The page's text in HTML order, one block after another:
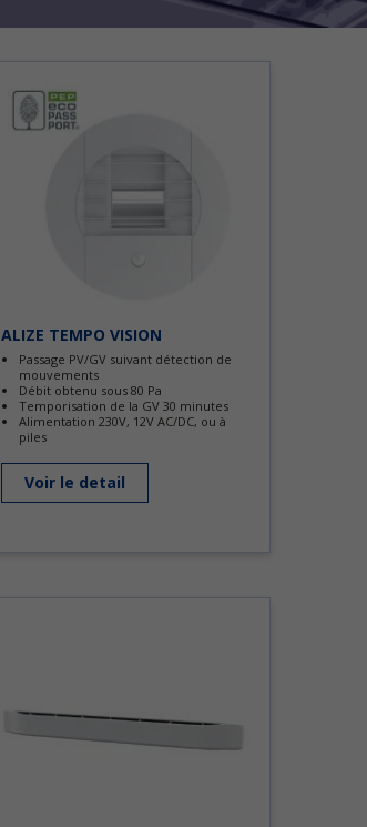
ALIZE TEMPO VISION
Passage PV/GV suivant détection de
mouvements
Débit obtenu sous 80 Pa
Temporisation de la GV 30 minutes
Alimentation 230V, 12V AC/DC, ou à
piles
Voir le detail